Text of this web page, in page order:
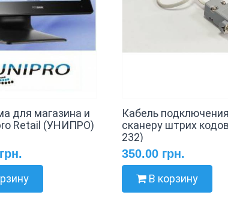
для магазина и
Retail (УНИПРО)
Кабель
сканеру штрих
232)
350.00 грн.
В корзину